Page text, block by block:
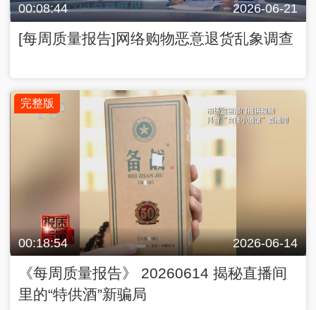
00:08:44 2026-06-21
[每周质量报告]网络购物恶意退货乱象调查
完整版
00:18:54 2026-06-14
《每周质量报告》 20260614 揭秘直播间
里的“特供酒”新骗局